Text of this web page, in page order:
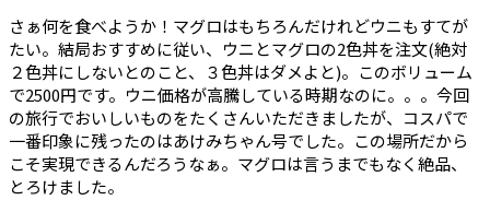
さぁ何を食べようか！マグロはもちろんだけれどウニもすてが
たい。結局おすすめに従い、ウニとマグロの2色丼を注文(絶対
２色丼にしないとのこと、３色丼はダメよと)。このボリューム
で2500円です。ウニ価格が高騰している時期なのに。。。今回
の旅行でおいしいものをたくさんいただきましたが、コスパで
一番印象に残ったのはあけみちゃん号でした。この場所だから
こそ実現できるんだろうなぁ。マグロは言うまでもなく絶品、
とろけました。